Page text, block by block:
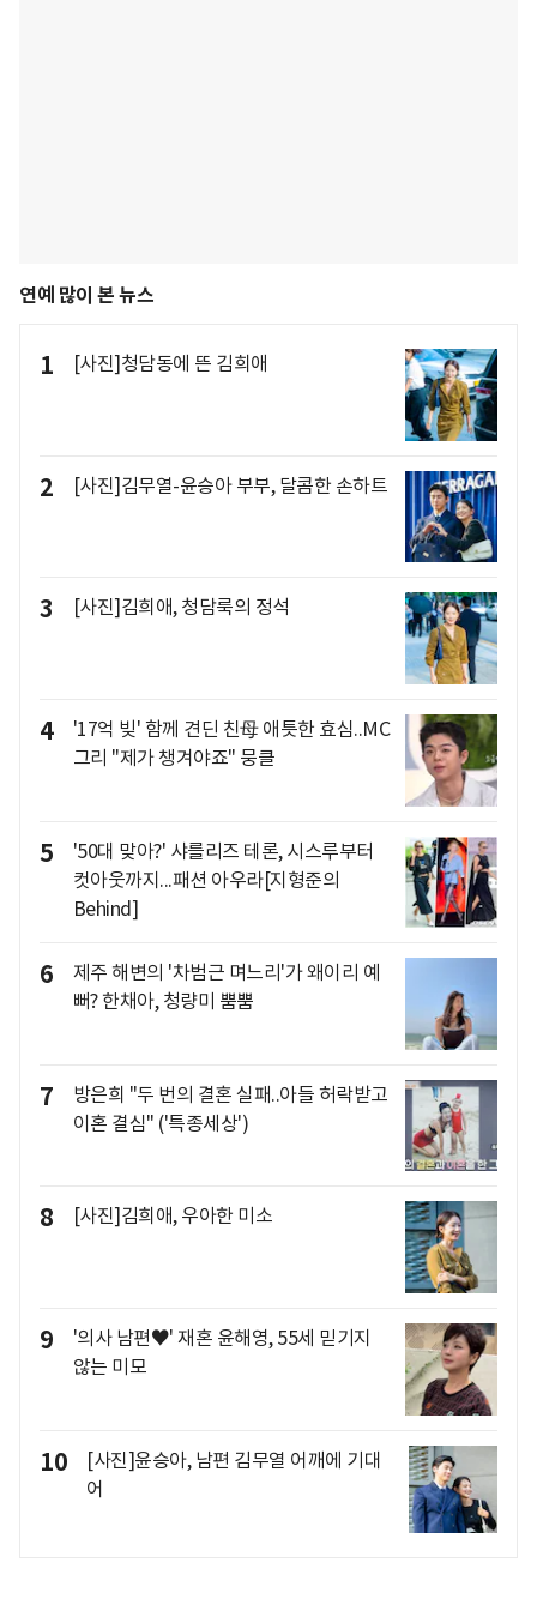
연예 많이 본 뉴스
1 [사진]청담동에 뜬 김희애
2 [사진]김무열-윤승아 부부, 달콤한 손하트
3 [사진]김희애, 청담룩의 정석
4
'17억 빚' 함께 견딘 친母 애틋한 효심..MC
그리 "제가 챙겨야죠" 뭉클
5
'50대 맞아?' 샤를리즈 테론, 시스루부터
컷아웃까지...패션 아우라[지형준의
Behind]
6
제주 해변의 '차범근 며느리'가 왜이리 예
뻐? 한채아, 청량미 뿜뿜
7
방은희 "두 번의 결혼 실패..아들 허락받고
이혼 결심" ('특종세상')
8 [사진]김희애, 우아한 미소
9
'의사 남편♥' 재혼 윤해영, 55세 믿기지
않는 미모
10
[사진]윤승아, 남편 김무열 어깨에 기대
어